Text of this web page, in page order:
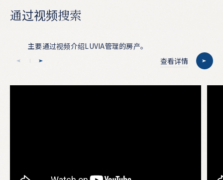
通过视频搜索
主要通过视频介绍LUVIA管理的房产。
查看详情